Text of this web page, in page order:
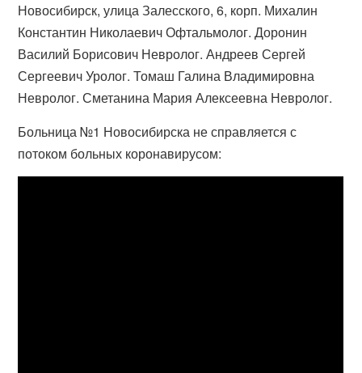
Новосибирск, улица Залесского, 6, корп. Михалин
Константин Николаевич Офтальмолог. Доронин
Василий Борисович Невролог. Андреев Сергей
Сергеевич Уролог. Томаш Галина Владимировна
Невролог. Сметанина Мария Алексеевна Невролог.
Больница №1 Новосибирска не справляется с
потоком больных коронавирусом: